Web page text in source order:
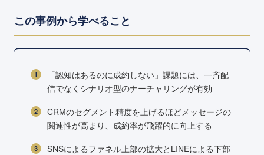
この事例から学べること
「認知はあるのに成約しない」課題には、一斉配
信でなくシナリオ型のナーチャリングが有効
CRMのセグメント精度を上げるほどメッセージの
関連性が高まり、成約率が飛躍的に向上する
SNSによるファネル上部の拡大とLINEによる下部